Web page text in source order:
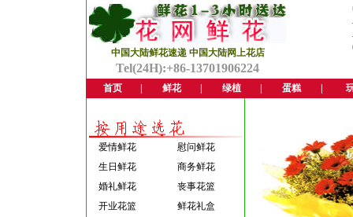
中国大陆鲜花速递 中国大陆网上花店
Tel(24H):+86-13701906224
首页 鲜花 绿植 蛋糕
爱情鲜花
慰问鲜花
生日鲜花
商务鲜花
婚礼鲜花
丧事花篮
开业花篮
鲜花礼盒